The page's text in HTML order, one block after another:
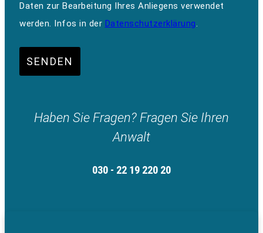
Daten zur Bearbeitung Ihres Anliegens verwendet
werden. Infos in der Datenschutzerklärung.
SENDEN
Haben Sie Fragen? Fragen Sie Ihren
Anwalt
030 - 22 19 220 20